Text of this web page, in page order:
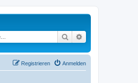
Suche
Anmelden
Registrieren